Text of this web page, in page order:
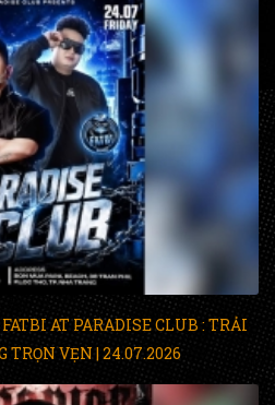
AT PARADISE CLUB : TRẢI
VẸN | 24.07.2026